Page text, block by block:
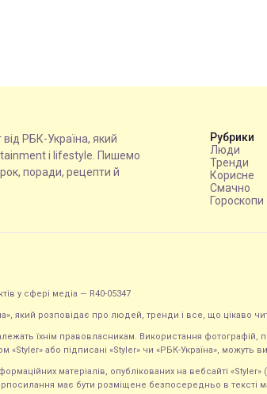
РБК-Україна, який
і lifestyle. Пишемо
поради, рецепти й
Рубрики
Люди
Тренди
Корисне
Смачно
Гороскопи
у сфері медіа — R40-05347
який розповідає про людей, тренди і все, що цікаво
їхнім правовласникам. Використання
«Styler» або підписані «Styler» чи «РБК-Україна»,
матеріалів, опублікованих на вебсайті
має бути розміщене безпосередньо в тексті